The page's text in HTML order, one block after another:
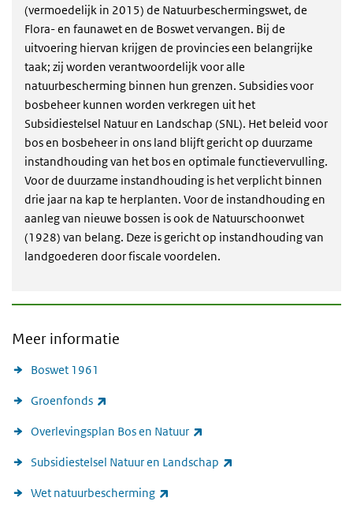
(vermoedelijk in 2015) de Natuurbeschermingswet, de
Flora- en faunawet en de Boswet vervangen. Bij de
uitvoering hiervan krijgen de provincies een belangrijke
taak; zij worden verantwoordelijk voor alle
natuurbescherming binnen hun grenzen. Subsidies voor
bosbeheer kunnen worden verkregen uit het
Subsidiestelsel Natuur en Landschap (SNL). Het beleid voor
bos en bosbeheer in ons land blijft gericht op duurzame
instandhouding van het bos en optimale functievervulling.
Voor de duurzame instandhouding is het verplicht binnen
drie jaar na kap te herplanten. Voor de instandhouding en
aanleg van nieuwe bossen is ook de Natuurschoonwet
(1928) van belang. Deze is gericht op instandhouding van
landgoederen door fiscale voordelen.
Meer informatie
Boswet 1961
Groenfonds
Overlevingsplan Bos en Natuur
Subsidiestelsel Natuur en Landschap
Wet natuurbescherming